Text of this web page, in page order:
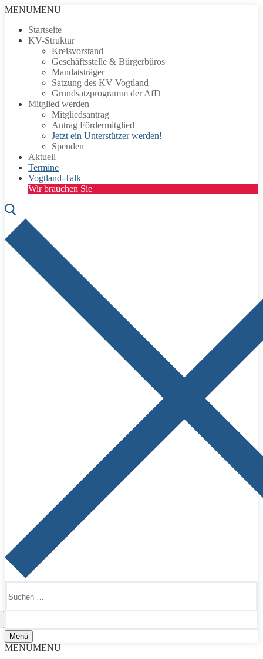
Zum
springen
Menü
Schließen
MENUMENU
Startseite
KV-Struktur
Kreisvorstand
Geschäftsstelle & Bürgerbüros
Mandatsträger
Satzung des KV Vogtland
Grundsatzprogramm der AfD
Mitglied werden
Mitgliedsantrag
Antrag Fördermitglied
Jetzt ein Unterstützer werden!
Spenden
Aktuell
Termine
Vogtland-Talk
Wir brauchen Sie
nach:
Menü
MENUMENU